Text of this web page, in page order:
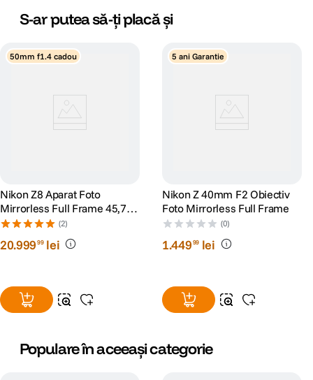
S-ar putea să-ți placă și
50mm f1.4 cadou
Nikon Z8 Aparat Foto
Mirrorless Full Frame 45,7
Mpx Body Negru
(2)
20.99999 lei
5 ani Garantie
Nikon Z 40mm F2 Obiectiv
Foto Mirrorless Full Frame
(0)
1.44999 lei
Populare în aceeași categorie